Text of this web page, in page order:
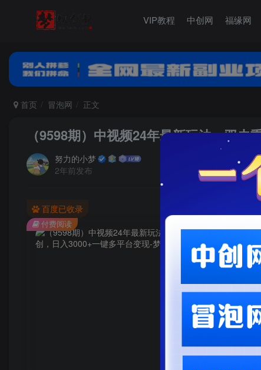
VIP教程 中创网 福缘网
首页 冒泡网 正文
（9598期）中视频24年最新玩法，双
努力的小梦
2年前发布
百度已收录
付费阅读